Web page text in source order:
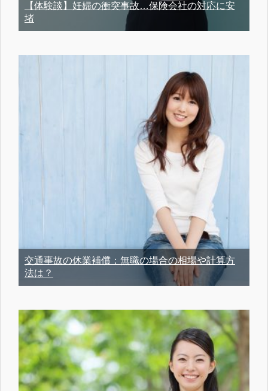
【体験談】妊婦の衝突事故…保険会社の対応に安
堵
交通事故の休業補償：無職の場合の相場や計算方
法は？